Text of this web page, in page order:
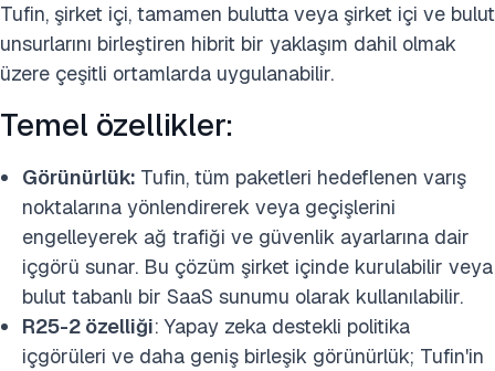
Tufin, şirket içi, tamamen bulutta veya şirket içi ve bulut
unsurlarını birleştiren hibrit bir yaklaşım dahil olmak
üzere çeşitli ortamlarda uygulanabilir.
Temel özellikler:
Görünürlük: Tufin, tüm paketleri hedeflenen varış
noktalarına yönlendirerek veya geçişlerini
engelleyerek ağ trafiği ve güvenlik ayarlarına dair
içgörü sunar. Bu çözüm şirket içinde kurulabilir veya
bulut tabanlı bir SaaS sunumu olarak kullanılabilir.
R25-2 özelliği: Yapay zeka destekli politika
içgörüleri ve daha geniş birleşik görünürlük; Tufin'in